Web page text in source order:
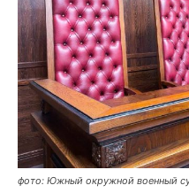
фото: Южный окружной военный